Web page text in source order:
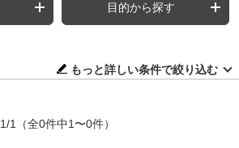
目的から探す
もっと詳しい条件で絞り込む
1/1 （全0件中1〜0件）